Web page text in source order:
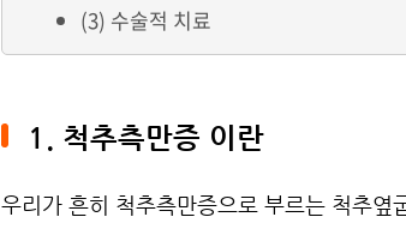
(3) 수술적 치료
1. 척추측만증 이란
우리가 흔히 척추측만증으로 부르는 척추옆